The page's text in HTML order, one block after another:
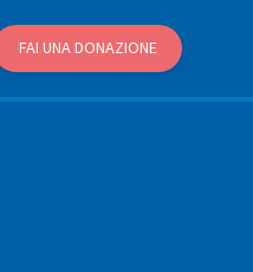
FAI UNA DONAZIONE